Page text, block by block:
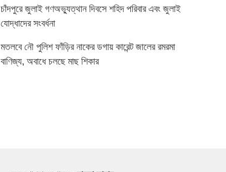
চাঁদপুরে জুলাই গণঅভ্যুত্থান দিবসে শহিদ পরিবার এবং জুলাই
যোদ্ধাদের সংবর্ধনা
মতলবে নৌ পুলিশ ফাঁড়ির নাকের ডগায় কারেন্ট জালের রমরমা
বাণিজ্য, অবাধে চলছে মাছ শিকার